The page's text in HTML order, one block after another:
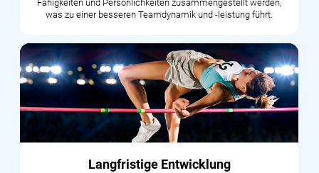
Fähigkeiten und Persönlichkeiten zusammengestellt werden,
was zu einer besseren Teamdynamik und -leistung führt.
Langfristige Entwicklung